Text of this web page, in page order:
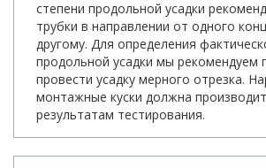
степени продольной усадки
трубки в направлении от одного
другому. Для определения
продольной усадки мы рекомендуем
провести усадку мерного отрезка.
монтажные куски должна
результатам тестирования.